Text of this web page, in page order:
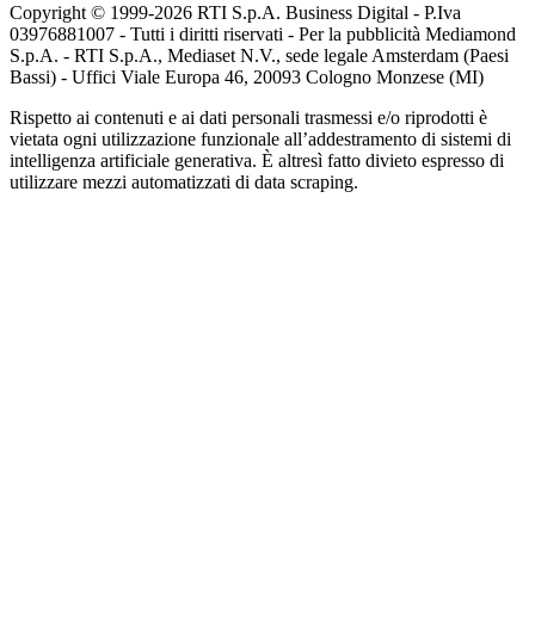
Copyright © 1999-2026 RTI S.p.A. Business Digital - P.Iva
03976881007 - Tutti i diritti riservati - Per la pubblicità Mediamond
S.p.A. - RTI S.p.A., Mediaset N.V., sede legale Amsterdam (Paesi
Bassi) - Uffici Viale Europa 46, 20093 Cologno Monzese (MI)
Rispetto ai contenuti e ai dati personali trasmessi e/o riprodotti è
vietata ogni utilizzazione funzionale all’addestramento di sistemi di
intelligenza artificiale generativa. È altresì fatto divieto espresso di
utilizzare mezzi automatizzati di data scraping.